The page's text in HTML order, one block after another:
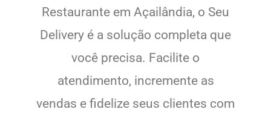
Restaurante em Açailândia, o Seu
Delivery é a solução completa que
você precisa. Facilite o
atendimento, incremente as
vendas e fidelize seus clientes com